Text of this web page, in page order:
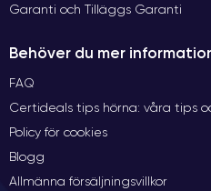
Garanti och Tilläggs Garanti
Behöver du mer
FAQ
Certideals tips hörna: våra tips
Policy för cookies
Blogg
Allmänna försäljningsvillkor